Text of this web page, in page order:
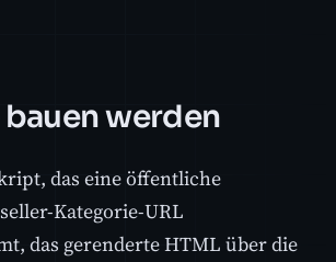
bauen werden
das eine öffentliche
Kategorie-URL
das gerenderte HTML über die